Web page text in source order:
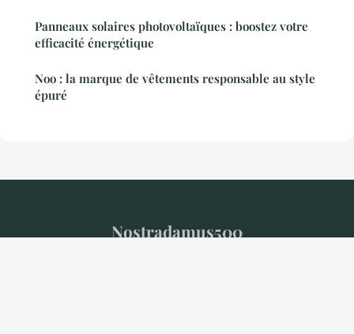
Panneaux solaires photovoltaïques : boostez votre
efficacité énergétique
Noo : la marque de vêtements responsable au style
épuré
Nostradamus500